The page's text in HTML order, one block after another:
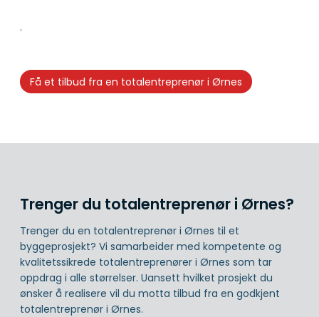
.
Få et tilbud fra en totalentreprenør i Ørnes
Trenger du totalentreprenør i Ørnes?
Trenger du en totalentreprenør i Ørnes til et
byggeprosjekt? Vi samarbeider med kompetente og
kvalitetssikrede totalentreprenører i Ørnes som tar
oppdrag i alle størrelser. Uansett hvilket prosjekt du
ønsker å realisere vil du motta tilbud fra en godkjent
totalentreprenør i Ørnes.